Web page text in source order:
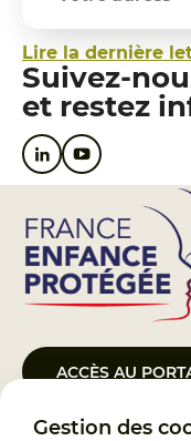
Gestion des
Lire la dernière
Suivez-
et restez
ACCÈS AU
Le Groupement